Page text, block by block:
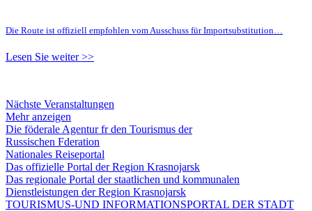
Die Route ist offiziell empfohlen vom Ausschuss für Importsubstitution…
Lesen Sie weiter >>
Nächste Veranstaltungen
Mehr anzeigen
Die föderale Agentur fr den Tourismus der
Russischen Fderation
Nationales Reiseportal
Das offizielle Portal der Region Krasnojarsk
Das regionale Portal der staatlichen und kommunalen
Dienstleistungen der Region Krasnojarsk
TOURISMUS-UND INFORMATIONSPORTAL DER STADT